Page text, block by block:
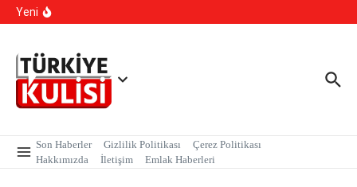
İçeriğe atla
Yeni
Muayenede Branş Sayısı Artırıldı
Son Haberler Gizlilik Politikası
Çerez Politikası
Hakkımızda
İletişim Emlak Haberleri